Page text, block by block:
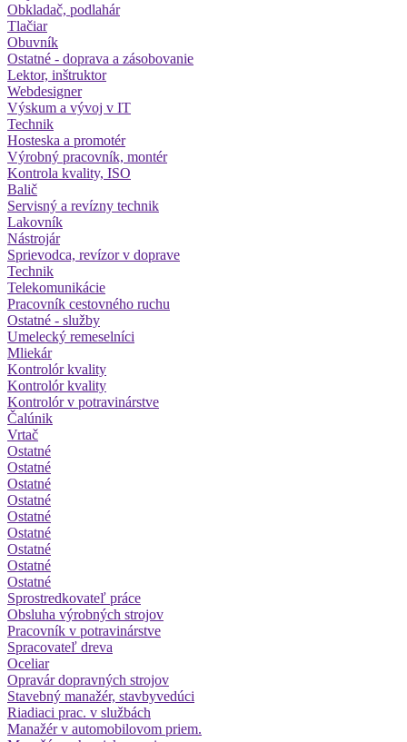
Obkladač, podlahár
Tlačiar
Obuvník
Ostatné - doprava a zásobovanie
Lektor, inštruktor
Webdesigner
Výskum a vývoj v IT
Technik
Hosteska a promotér
Výrobný pracovník, montér
Kontrola kvality, ISO
Balič
Servisný a revízny technik
Lakovník
Nástrojár
Sprievodca, revízor v doprave
Technik
Telekomunikácie
Pracovník cestovného ruchu
Ostatné - služby
Umelecký remeselníci
Mliekár
Kontrolór kvality
Kontrolór kvality
Kontrolór v potravinárstve
Čalúnik
Vrtač
Ostatné
Ostatné
Ostatné
Ostatné
Ostatné
Ostatné
Ostatné
Ostatné
Ostatné
Sprostredkovateľ práce
Obsluha výrobných strojov
Pracovník v potravinárstve
Spracovateľ dreva
Oceliar
Opravár dopravných strojov
Stavebný manažér, stavbyvedúci
Riadiaci prac. v službách
Manažér v automobilovom priem.